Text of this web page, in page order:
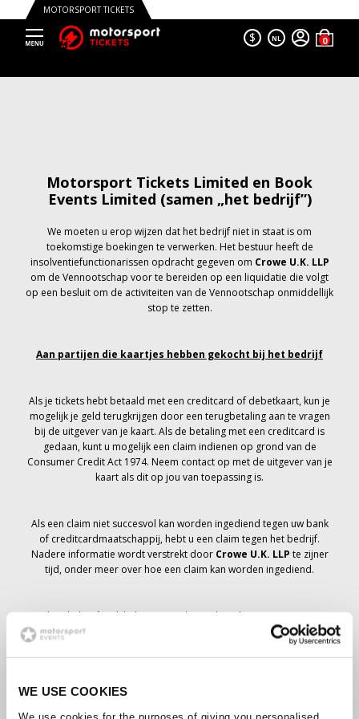
WE USE COOKIES
MOTORSPORT TICKETS
$ NL
Motorsport Tickets Limited en Book
Events Limited (samen „het bedrijf”)
We moeten u erop wijzen dat het bedrijf niet in staat is om
toekomstige boekingen te verwerken. Het bestuur heeft de
insolventiefunctionarissen opdracht gegeven om Crowe U.K. LLP
om de Vennootschap voor te bereiden op een liquidatie die volgt
op een besluit om de activiteiten van de Vennootschap onmiddellijk
stop te zetten.
Aan partijen die kaartjes hebben gekocht bij het bedrijf
Als je tickets hebt betaald met een creditcard of debetkaart, kun je
mogelijk je geld terugkrijgen door een terugbetaling aan te vragen
bij de uitgever van je kaart. Als de betaling met een creditcard is
gedaan, kunt u mogelijk een claim indienen op grond van de
Consumer Credit Act 1974. Neem contact op met de uitgever van je
kaart als dit op jou van toepassing is.
Als een claim niet succesvol kan worden ingediend tegen uw bank
of creditcardmaatschappij, hebt u een claim tegen het bedrijf.
Nadere informatie wordt verstrekt door Crowe U.K. LLP te zijner
tijd, onder meer over hoe een claim kan worden ingediend.
Als je hebtnietIk heb een annuleringsbericht ontvangen met
betrekking tot je ticketbestelling, je boeking is niet geannuleerd en
er wordt verwacht dat je de tickets die je hebt besteld te zijner tijd
zult ontvangen. Het management van het bedrijf werkt samen met